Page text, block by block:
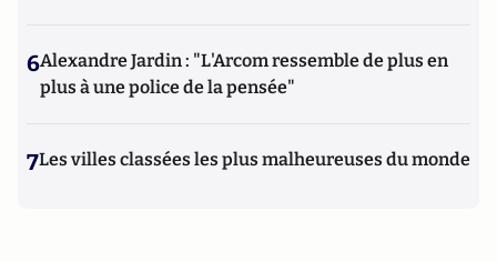
6Alexandre Jardin : "L'Arcom ressemble de plus en
plus à une police de la pensée"
7Les villes classées les plus malheureuses du monde